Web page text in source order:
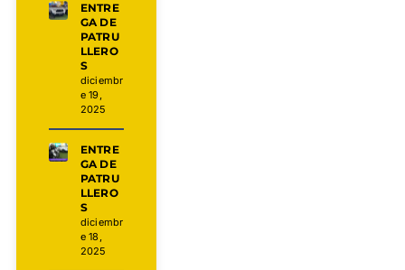
ENTRE
GA DE
PATRU
LLERO
S
diciembr
e 19,
2025
ENTRE
GA DE
PATRU
LLERO
S
diciembr
e 18,
2025